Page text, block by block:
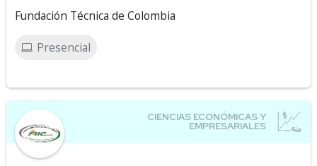
Fundación Técnica de Colombia
Presencial